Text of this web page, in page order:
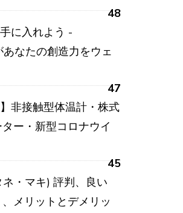
48
に入れよう -
なたの創造力をウェ
47
非接触型体温計・株式
ー・新型コロナウイ
45
・マキ) 評判、良い
メリットとデメリッ